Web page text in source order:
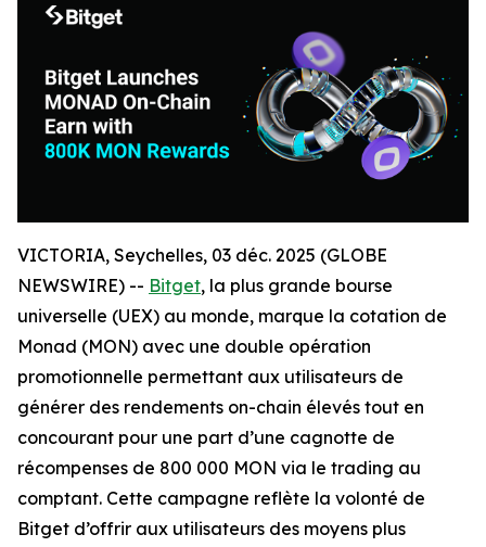
VICTORIA, Seychelles, 03 déc. 2025 (GLOBE
NEWSWIRE) -- Bitget, la plus grande bourse
universelle (UEX) au monde, marque la cotation de
Monad (MON) avec une double opération
promotionnelle permettant aux utilisateurs de
générer des rendements on-chain élevés tout en
concourant pour une part d’une cagnotte de
récompenses de 800 000 MON via le trading au
comptant. Cette campagne reflète la volonté de
Bitget d’offrir aux utilisateurs des moyens plus